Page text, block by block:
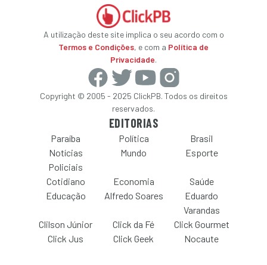
A utilização deste site implica o seu acordo com o
Termos e Condições, e com a Política de
Privacidade.
Copyright © 2005 - 2025 ClickPB. Todos os direitos
reservados.
EDITORIAS
Paraíba Política
Brasil
Notícias
Policiais
Mundo Esporte
Cotidiano Economia
Saúde
Educação
Alfredo Soares
Eduardo
Varandas
Clilson Júnior
Click da Fé
Click Gourmet
Click Jus
Click Geek Nocaute